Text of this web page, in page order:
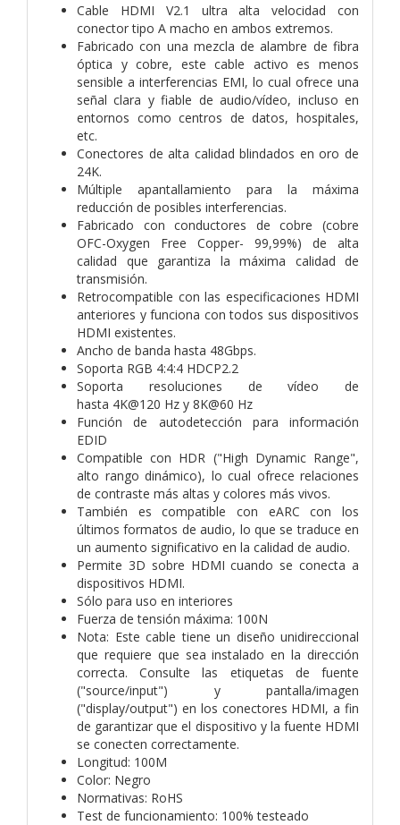
Cable HDMI V2.1 ultra alta velocidad con
conector tipo A macho en ambos extremos.
Fabricado con una mezcla de alambre de fibra
óptica y cobre, este cable activo es menos
sensible a interferencias EMI, lo cual ofrece una
señal clara y fiable de audio/vídeo, incluso en
entornos como centros de datos, hospitales,
etc.
Conectores de alta calidad blindados en oro de
24K.
Múltiple apantallamiento para la máxima
reducción de posibles interferencias.
Fabricado con conductores de cobre (cobre
OFC-Oxygen Free Copper- 99,99%) de alta
calidad que garantiza la máxima calidad de
transmisión.
Retrocompatible con las especificaciones HDMI
anteriores y funciona con todos sus dispositivos
HDMI existentes.
Ancho de banda hasta 48Gbps.
Soporta RGB 4:4:4 HDCP2.2
Soporta resoluciones de vídeo de
hasta 4K@120 Hz y 8K@60 Hz
Función de autodetección para información
EDID
Compatible con HDR ("High Dynamic Range",
alto rango dinámico), lo cual ofrece relaciones
de contraste más altas y colores más vivos.
También es compatible con eARC con los
últimos formatos de audio, lo que se traduce en
un aumento significativo en la calidad de audio.
Permite 3D sobre HDMI cuando se conecta a
dispositivos HDMI.
Sólo para uso en interiores
Fuerza de tensión máxima: 100N
Nota: Este cable tiene un diseño unidireccional
que requiere que sea instalado en la dirección
correcta. Consulte las etiquetas de fuente
("source/input") y pantalla/imagen
("display/output") en los conectores HDMI, a fin
de garantizar que el dispositivo y la fuente HDMI
se conecten correctamente.
Longitud: 100M
Color: Negro
Normativas: RoHS
Test de funcionamiento: 100% testeado